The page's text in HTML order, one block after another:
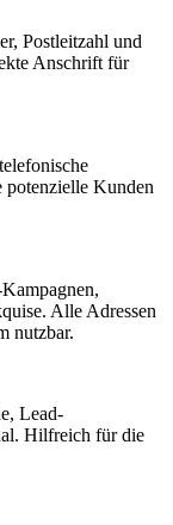
Postleitzahl und
Anschrift für
potenzielle Kunden
Alle Adressen
nutzbar.
Lead-
Hilfreich für die